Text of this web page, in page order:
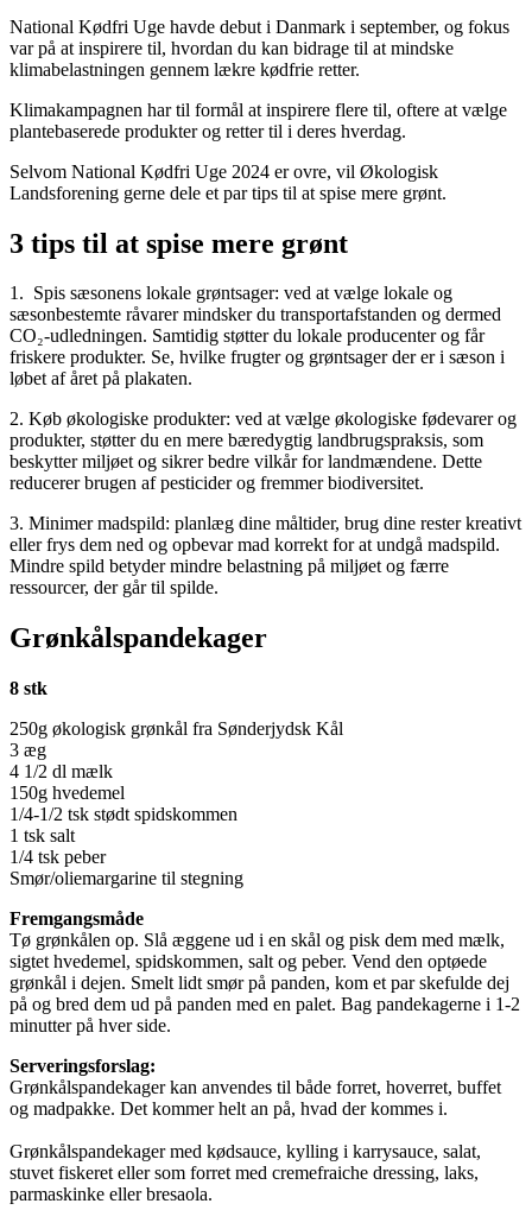
National Kødfri Uge havde debut i Danmark i september, og fokus
var på at inspirere til, hvordan du kan bidrage til at mindske
klimabelastningen gennem lækre kødfrie retter.
Klimakampagnen har til formål at inspirere flere til, oftere at vælge
plantebaserede produkter og retter til i deres hverdag.
Selvom National Kødfri Uge 2024 er ovre, vil Økologisk
Landsforening gerne dele et par tips til at spise mere grønt.
3 tips til at spise mere grønt
1. Spis sæsonens lokale grøntsager: ved at vælge lokale og
sæsonbestemte råvarer mindsker du transportafstanden og dermed
CO₂-udledningen. Samtidig støtter du lokale producenter og får
friskere produkter. Se, hvilke frugter og grøntsager der er i sæson i
løbet af året på plakaten.
2. Køb økologiske produkter: ved at vælge økologiske fødevarer og
produkter, støtter du en mere bæredygtig landbrugspraksis, som
beskytter miljøet og sikrer bedre vilkår for landmændene. Dette
reducerer brugen af pesticider og fremmer biodiversitet.
3. Minimer madspild: planlæg dine måltider, brug dine rester kreativt
eller frys dem ned og opbevar mad korrekt for at undgå madspild.
Mindre spild betyder mindre belastning på miljøet og færre
ressourcer, der går til spilde.
Grønkålspandekager
8 stk
250g økologisk grønkål fra Sønderjydsk Kål
3 æg
4 1/2 dl mælk
150g hvedemel
1/4-1/2 tsk stødt spidskommen
1 tsk salt
1/4 tsk peber
Smør/oliemargarine til stegning
Fremgangsmåde
Tø grønkålen op. Slå æggene ud i en skål og pisk dem med mælk,
sigtet hvedemel, spidskommen, salt og peber. Vend den optøede
grønkål i dejen. Smelt lidt smør på panden, kom et par skefulde dej
på og bred dem ud på panden med en palet. Bag pandekagerne i 1-2
minutter på hver side.
Serveringsforslag:
Grønkålspandekager kan anvendes til både forret, hoverret, buffet
og madpakke. Det kommer helt an på, hvad der kommes i.
Grønkålspandekager med kødsauce, kylling i karrysauce, salat,
stuvet fiskeret eller som forret med cremefraiche dressing, laks,
parmaskinke eller bresaola.